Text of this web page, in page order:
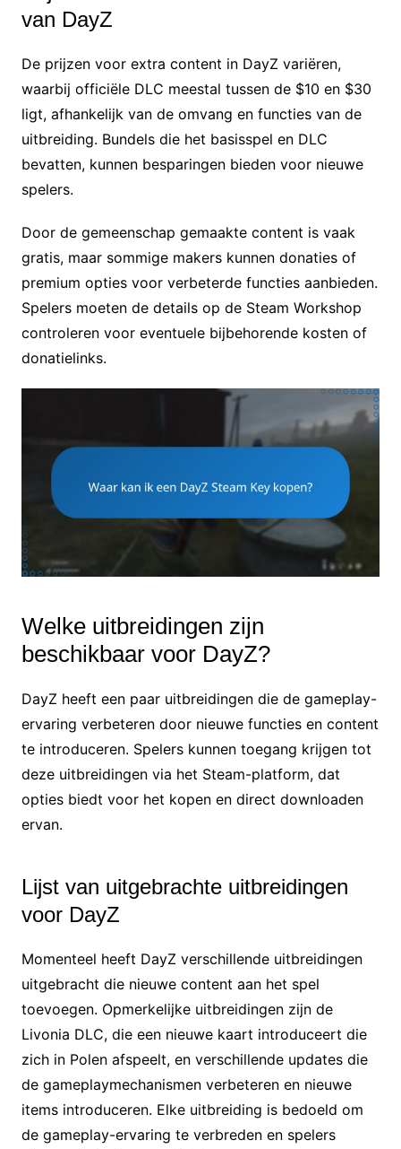
van DayZ
De prijzen voor extra content in DayZ variëren,
waarbij officiële DLC meestal tussen de $10 en $30
ligt, afhankelijk van de omvang en functies van de
uitbreiding. Bundels die het basisspel en DLC
bevatten, kunnen besparingen bieden voor nieuwe
spelers.
Door de gemeenschap gemaakte content is vaak
gratis, maar sommige makers kunnen donaties of
premium opties voor verbeterde functies aanbieden.
Spelers moeten de details op de Steam Workshop
controleren voor eventuele bijbehorende kosten of
donatielinks.
Welke uitbreidingen zijn
beschikbaar voor DayZ?
DayZ heeft een paar uitbreidingen die de gameplay-
ervaring verbeteren door nieuwe functies en content
te introduceren. Spelers kunnen toegang krijgen tot
deze uitbreidingen via het Steam-platform, dat
opties biedt voor het kopen en direct downloaden
ervan.
Lijst van uitgebrachte uitbreidingen
voor DayZ
Momenteel heeft DayZ verschillende uitbreidingen
uitgebracht die nieuwe content aan het spel
toevoegen. Opmerkelijke uitbreidingen zijn de
Livonia DLC, die een nieuwe kaart introduceert die
zich in Polen afspeelt, en verschillende updates die
de gameplaymechanismen verbeteren en nieuwe
items introduceren. Elke uitbreiding is bedoeld om
de gameplay-ervaring te verbreden en spelers